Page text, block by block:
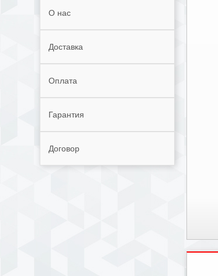
О нас
Доставка
Оплата
Гарантия
Договор